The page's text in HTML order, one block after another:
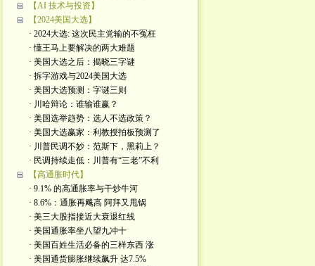
【AI 技术与投资】
【2024美国大选】
· 2024大选: 这次民主党输的不冤枉
· 懂王马上要解决的两大难题
· 美国大选之后：揭晓三字谜
· 拆字游戏与2024美国大选
· 美国大选预测：字谜三则
· 川哈辩论：谁输谁赢？
· 美国选举趋势：选人不选政策？
· 美国大选赢家：利教授拍板预测了
· 川普民调不妙：范斯下，黑莉上？
· 民调持续走低：川普有“三老”不利
【高通胀时代】
· 9.1% 的高通胀率与干炒牛河
· 8.6%：通胀再飚高 阿拜又甩锅
· 美三大股指接近大衰退红线
· 美国通胀率坐八望九冲十
· 美国百姓生活必备的三样东西 涨
· 美国通货膨胀继续飙升 达7.5%